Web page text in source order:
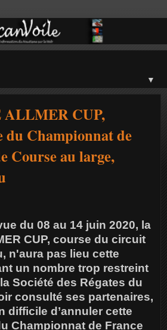
▼
CUP,
du Championnat de
Course au large,
du 08 au 14 juin 2020, la
CUP, course du circuit
n'aura pas lieu cette
un nombre trop restreint
Société des Régates du
consulté ses partenaires,
difficile d’annuler cette
Championnat de France